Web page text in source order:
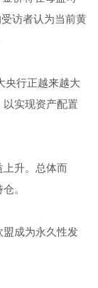
访者认为当前黄
行正越来越大
实现资产配置
升。总体而
。
成为永久性发